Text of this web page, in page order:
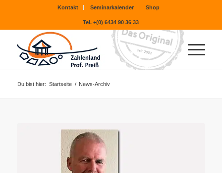
Kontakt Seminarkalender Shop
Tel. +(0) 6434 90 36 33
Du bist hier: Startseite / News-Archiv